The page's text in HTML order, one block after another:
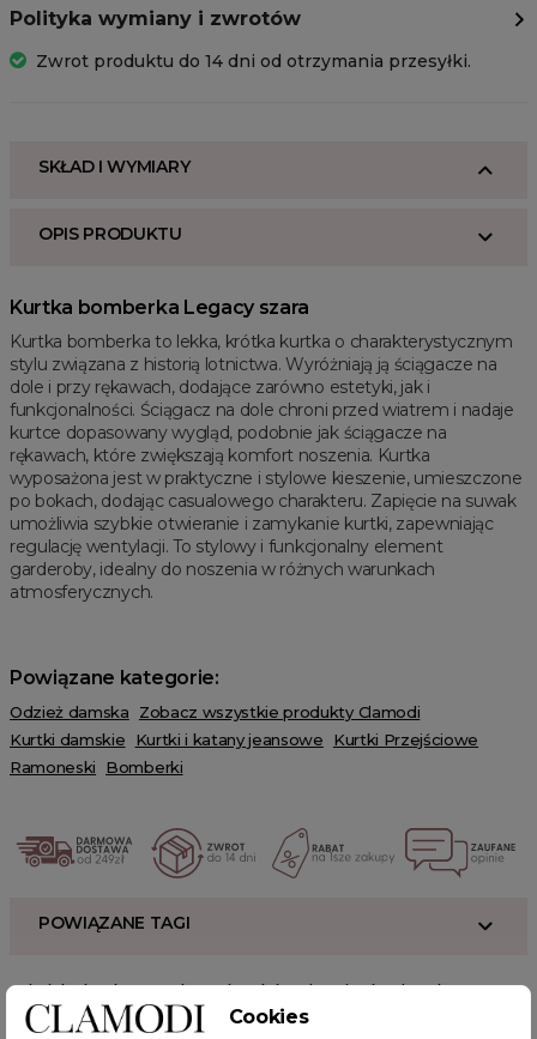
Polityka wymiany i zwrotów
Zwrot produktu do 14 dni od otrzymania przesyłki.
SKŁAD I WYMIARY
OPIS PRODUKTU
Kurtka bomberka Legacy szara
Kurtka bomberka to lekka, krótka kurtka o charakterystycznym
stylu związana z historią lotnictwa. Wyróżniają ją ściągacze na
dole i przy rękawach, dodające zarówno estetyki, jak i
funkcjonalności. Ściągacz na dole chroni przed wiatrem i nadaje
kurtce dopasowany wygląd, podobnie jak ściągacze na
rękawach, które zwiększają komfort noszenia. Kurtka
wyposażona jest w praktyczne i stylowe kieszenie, umieszczone
po bokach, dodając casualowego charakteru. Zapięcie na suwak
umożliwia szybkie otwieranie i zamykanie kurtki, zapewniając
regulację wentylacji. To stylowy i funkcjonalny element
garderoby, idealny do noszenia w różnych warunkach
atmosferycznych.
Powiązane kategorie:
Odzież damska
Zobacz wszystkie produkty Clamodi
Kurtki damskie
Kurtki i katany jeansowe
Kurtki Przejściowe
Ramoneski
Bomberki
POWIĄZANE TAGI
krótka kurtka Kurtka z eko-skóry
bomberka damska
jesienne stylizacje
sklep z odzieżą damską
Cookies